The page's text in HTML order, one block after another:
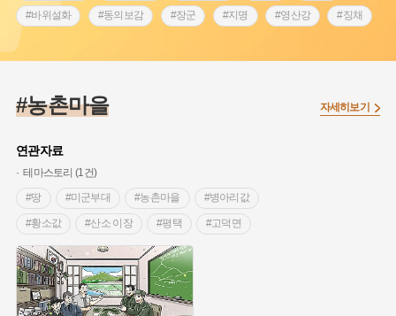
#바위설화 #동의보감 #장군 #지명 #영산강 #징채
#임시의정원
#인천 #외성 #낙성대
#황해도
#조선역사
#왕건 #전라남도 지명유래 #목민관 #강감찬
#온라인 생활사박물관 #강동구 #제주도설화
#여성독립운동가 #조선시대 문신
#김마리아 #여성 독립운동가
#문화유산 #노원구 #마을
#농촌마을
연관자료
테마스토리 (1건)
#땅
#미군부대 #농촌마을 #병아리값
#황소값 #산소 이장 #평택 #고덕면
자세히보기